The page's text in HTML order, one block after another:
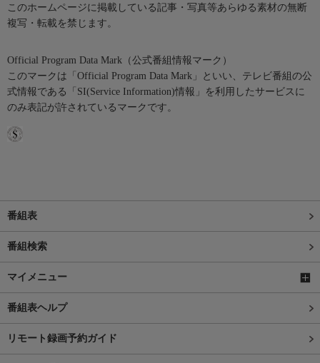
このホームページに掲載している記事・写真等あらゆる素材の無断
複写・転載を禁じます。
Official Program Data Mark（公式番組情報マーク）
このマークは「Official Program Data Mark」といい、テレビ番組の公
式情報である「SI(Service Information)情報」を利用したサービスに
のみ表記が許されているマークです。
番組表
番組検索
マイメニュー
番組表ヘルプ
リモート録画予約ガイド